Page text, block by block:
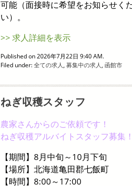
可能（面接時に希望をお知らせく
い）。
>> 求人詳細を表示
Published on 2026年7月22日 9:40 AM.
Filed under:全ての求人, 募集中の求人, 函館市
ねぎ収穫スタッフ
農家さんからのご依頼です！
ねぎ収穫アルバイトスタッフ募集
【期間】8月中旬～10月下旬
【場所】北海道亀田郡七飯町
【時間】8:00～17:00